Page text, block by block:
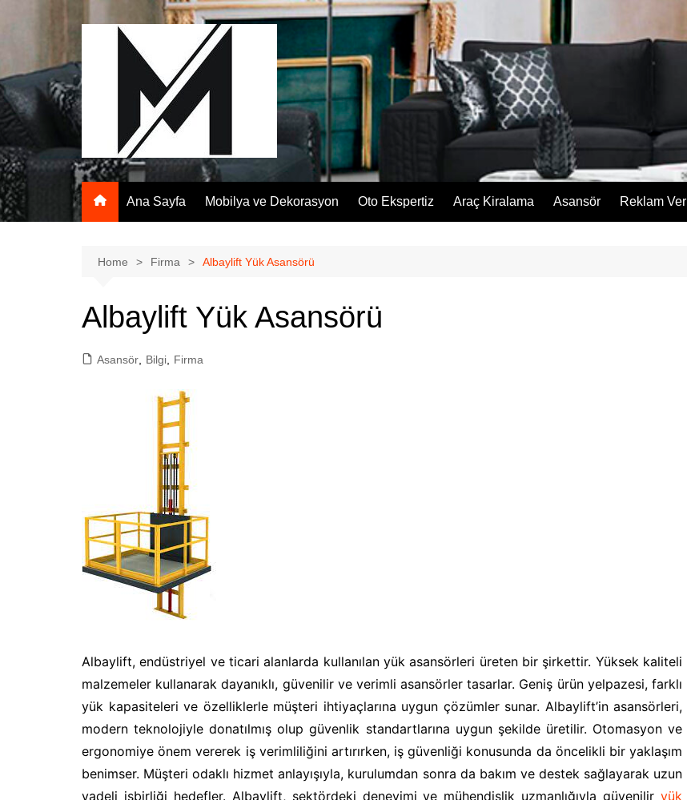
Ana Sayfa Mobilya ve Dekorasyon Oto Ekspertiz Araç Kiralama Asansör Reklam Ver
Home Firma Albaylift Yük Asansörü
Albaylift Yük Asansörü
Asansör Bilgi Firma
Albaylift, endüstriyel ve ticari alanlarda kullanılan yük asansörleri üreten bir şirkettir. Yüksek kaliteli
malzemeler kullanarak dayanıklı, güvenilir ve verimli asansörler tasarlar. Geniş ürün yelpazesi, farklı
yük kapasiteleri ve özelliklerle müşteri ihtiyaçlarına uygun çözümler sunar. Albaylift’in asansörleri,
modern teknolojiyle donatılmış olup güvenlik standartlarına uygun şekilde üretilir. Otomasyon ve
ergonomiye önem vererek iş verimliliğini artırırken, iş güvenliği konusunda da öncelikli bir yaklaşım
benimser. Müşteri odaklı hizmet anlayışıyla, kurulumdan sonra da bakım ve destek sağlayarak uzun
vadeli işbirliği hedefler. Albaylift, sektördeki deneyimi ve mühendislik uzmanlığıyla güvenilir yük